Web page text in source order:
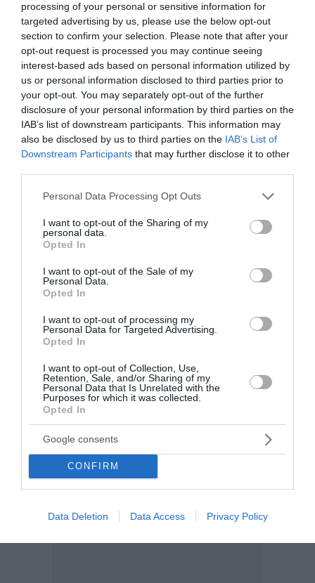
processing of your personal or sensitive information for
targeted advertising by us, please use the below opt-out
section to confirm your selection. Please note that after your
opt-out request is processed you may continue seeing
interest-based ads based on personal information utilized by
us or personal information disclosed to third parties prior to
your opt-out. You may separately opt-out of the further
disclosure of your personal information by third parties on the
IAB’s list of downstream participants. This information may
also be disclosed by us to third parties on the IAB’s List of
Downstream Participants that may further disclose it to other
Please note that this website/app uses one or more Google
not limited to your visit or usage behaviour. You may click to
grant or deny consent to Google and its third-party tags to
use your data for below specified purposes in below Google
consent section.
Personal Data Processing Opt Outs
I want to opt-out of the Sharing of my
personal data.
Opted In
I want to opt-out of the Sale of my
Personal Data.
Opted In
I want to opt-out of processing my
Personal Data for Targeted Advertising.
Opted In
I want to opt-out of Collection, Use,
Retention, Sale, and/or Sharing of my
Personal Data that Is Unrelated with the
Purposes for which it was collected.
Opted In
Google consents
CONFIRM
Data Deletion Data Access Privacy Policy
Για οκτώ κομμάτια Ετοιμασία: 25 λεπτά Μαγείρεμα:
45 λεπτά Υλικά - 1 φύλλο φρέσκιας σφολιάτας (ή
σπιτική) - 4 μεγάλα πράσινα κολοκυθάκια - 250
γραμμάρια τυρί φέτα (σκληρή) - 250 γραμμάρια μυ...
Μπαρμπούνια σαβόρο με
πετιμέζι
Για 4 άτομα Ετοιμασία: 10 λεπτά Μαγείρεμα: 30
λεπτά Υλικά - 1 κιλό μπαρμπούνια ή γόπες (ή και πιο
μικρά, σαρδέλες ή μαρίδες) - 1 φλιτζάνια τσαγιού
αλεύρι για όλες τις χρήσεις - 1 φλιτζάνια τσα...
09:00 | 29 Ιουλίου 2026